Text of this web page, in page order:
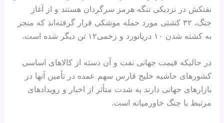
نفتکش در نزدیکی تنگه هرمز سرگردان هستند و از آغاز
جنگ، ۳۲ کشتی مورد حمله موشکی قرار گرفته‌اند که منجر
به کشته شدن ۱۰ دریانورد و زخمی۱۲ تن دیگر شده است.
در حالیکه قیمت جهانی نفت و آن دسته از کالاهای اساسی
کشورهای حاشیه خلیج فارس سهم عمده در تأمین آنها در
بازارهای جهانی دارند به شدت متأثر از اخبار و رویدادهای
مرتبط با جنگ خاورمیانه است.